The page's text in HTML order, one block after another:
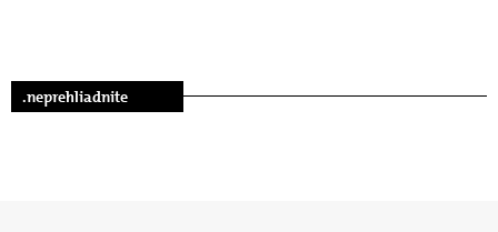
.neprehliadnite